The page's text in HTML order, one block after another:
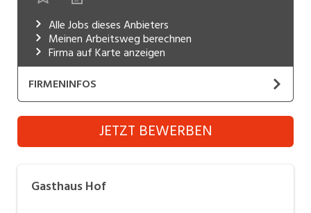
Industrie, Maschinenbau, Anlagenbau,
Produktion
Informatik, Telekommunikation
Kaufm. Berufe, Kundendienst, Verwaltung
Körperpflege, Wellness
Marketing, Kommunikation, Medien, Druck
Alle Jobs dieses Anbieters
Meinen Arbeitsweg berechnen
Firma auf Karte anzeigen
FIRMENINFOS
Gasthaus Hof
Seit mehr als 40 Jahre führen wir unseren
JETZT BEWERBEN
Gasthaus Hof